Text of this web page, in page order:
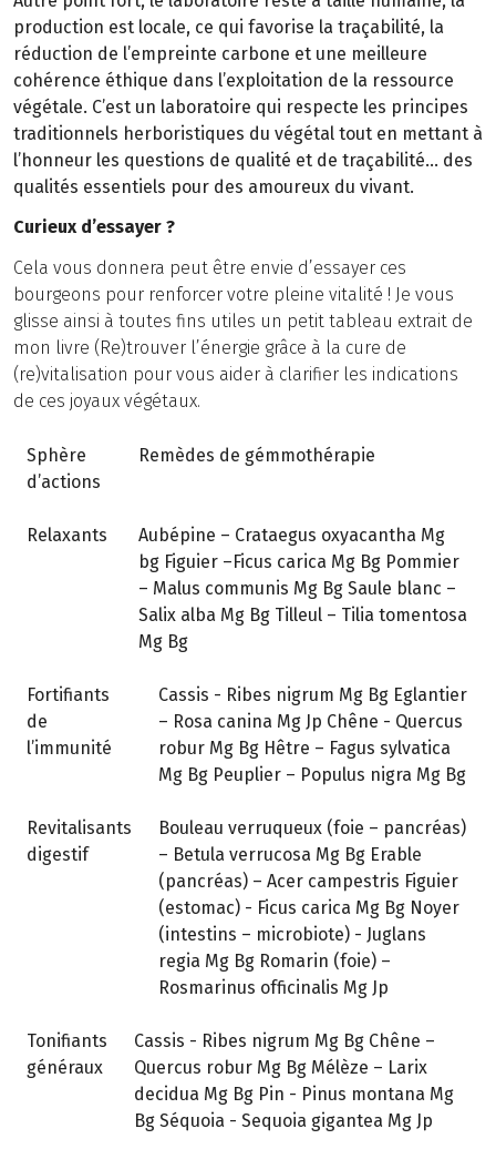
production est locale, ce qui favorise la traçabilité, la
réduction de l’empreinte carbone et une meilleure
cohérence éthique dans l’exploitation de la ressource
végétale. C’est un laboratoire qui respecte les principes
traditionnels herboristiques du végétal tout en mettant à
l’honneur les questions de qualité et de traçabilité… des
qualités essentiels pour des amoureux du vivant.
Curieux d’essayer ?
Cela vous donnera peut être envie d’essayer ces
bourgeons pour renforcer votre pleine vitalité ! Je vous
glisse ainsi à toutes fins utiles un petit tableau extrait de
mon livre (Re)trouver l’énergie grâce à la cure de
(re)vitalisation pour vous aider à clarifier les indications
de ces joyaux végétaux.
Sphère
d’actions
Remèdes de gémmothérapie
Relaxants
Aubépine – Crataegus oxyacantha Mg
bg Figuier –Ficus carica Mg Bg Pommier
– Malus communis Mg Bg Saule blanc –
Salix alba Mg Bg Tilleul – Tilia tomentosa
Mg Bg
Fortifiants
de
l’immunité
Cassis - Ribes nigrum Mg Bg Eglantier
– Rosa canina Mg Jp Chêne - Quercus
robur Mg Bg Hêtre – Fagus sylvatica
Mg Bg Peuplier – Populus nigra Mg Bg
Revitalisants
digestif
Bouleau verruqueux (foie – pancréas)
– Betula verrucosa Mg Bg Erable
(pancréas) – Acer campestris Figuier
(estomac) - Ficus carica Mg Bg Noyer
(intestins – microbiote) - Juglans
regia Mg Bg Romarin (foie) –
Rosmarinus officinalis Mg Jp
Tonifiants
généraux
Cassis - Ribes nigrum Mg Bg Chêne –
Quercus robur Mg Bg Mélèze – Larix
decidua Mg Bg Pin - Pinus montana Mg
Bg Séquoia - Sequoia gigantea Mg Jp